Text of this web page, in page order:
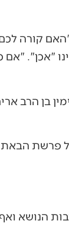
קורה
"אכן".
בן הרב
פרשת הבאת
הנושא